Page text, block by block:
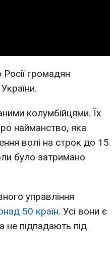
громадян
колумбійцями. Їх
найманство, яка
волі на строк до 15
було затримано
управління
50 країн. Усі вони є
підпадають під